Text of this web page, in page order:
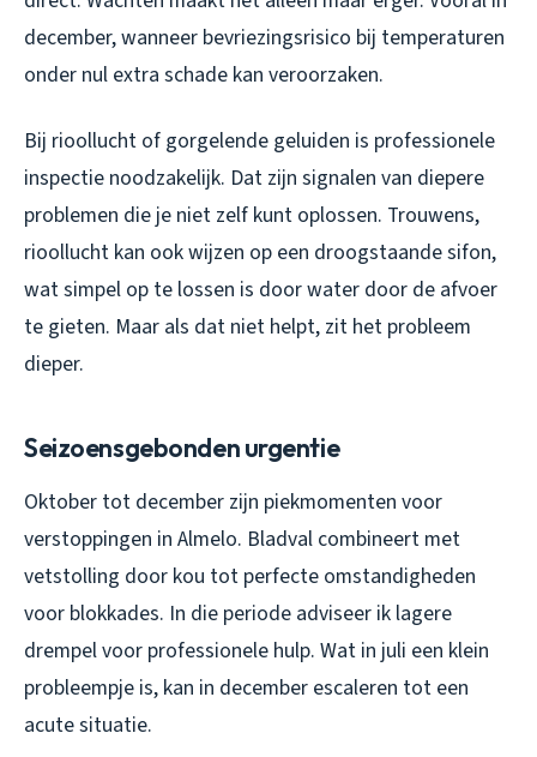
december, wanneer bevriezingsrisico bij temperaturen
onder nul extra schade kan veroorzaken.
Bij rioollucht of gorgelende geluiden is professionele
inspectie noodzakelijk. Dat zijn signalen van diepere
problemen die je niet zelf kunt oplossen. Trouwens,
rioollucht kan ook wijzen op een droogstaande sifon,
wat simpel op te lossen is door water door de afvoer
te gieten. Maar als dat niet helpt, zit het probleem
dieper.
Seizoensgebonden urgentie
Oktober tot december zijn piekmomenten voor
verstoppingen in Almelo. Bladval combineert met
vetstolling door kou tot perfecte omstandigheden
voor blokkades. In die periode adviseer ik lagere
drempel voor professionele hulp. Wat in juli een klein
probleempje is, kan in december escaleren tot een
acute situatie.